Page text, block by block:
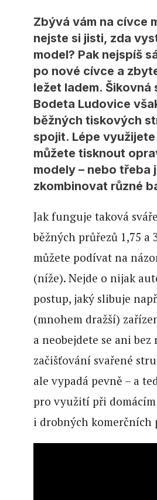
Zbývá vám na cívce
nejste si jisti, zda
model? Pak nejspíš
po nové cívce a
ležet ladem. Šikovná
Bodeta Ludovice
běžných tiskových
spojit. Lépe
můžete tisknout
modely – nebo třeba
zkombinovat různé
Jak funguje taková
běžných průřezů 1,75 a
můžete podívat na
(níže). Nejde o nijak
postup, jaký slibuje
(mnohem dražší)
a neobejdete se ani
začišťování svařené
ale vypadá pevně – a
pro využití při
i drobných komerčních